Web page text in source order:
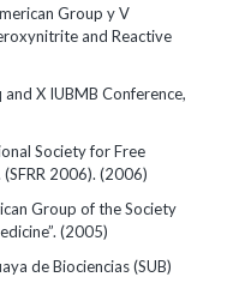
Group y V
and Reactive
X IUBMB Conference,
Society for Free
2006). (2006)
Group of the Society
(2005)
de Biociencias (SUB)